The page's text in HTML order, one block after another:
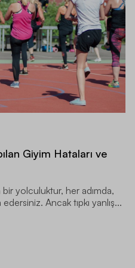
Giyim Hataları ve
yolculuktur, her adımda,
Ancak tıpkı yanlış...